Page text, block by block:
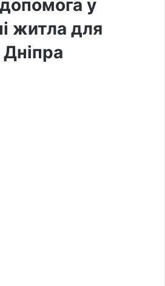
у
житла для